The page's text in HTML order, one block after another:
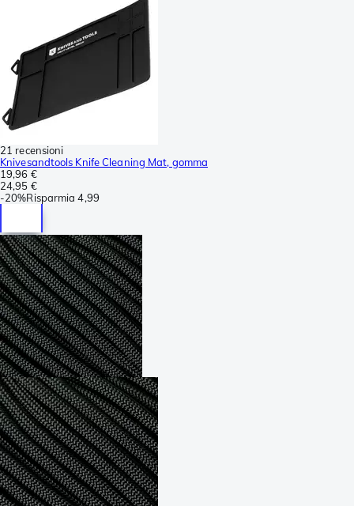
21 recensioni
Knivesandtools Knife Cleaning Mat, gomma
19,96 €
24,95 €
-20%Risparmia 4,99